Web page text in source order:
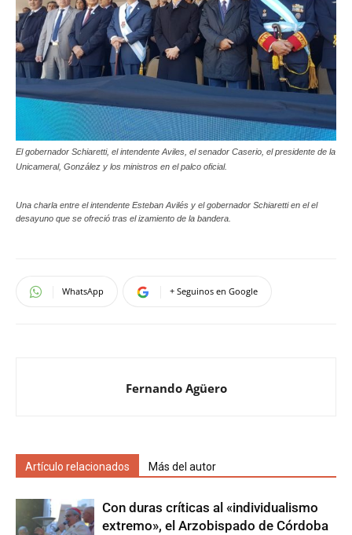
El gobernador Schiaretti, el intendente Aviles, el senador Caserio, el presidente de la
Unicameral, González y los ministros en el palco oficial.
Una charla entre el intendente Esteban Avilés y el gobernador Schiaretti en el el
desayuno que se ofreció tras el izamiento de la bandera.
WhatsApp + Seguinos en Google
Fernando Agüero
Artículo relacionados Más del autor
Con duras críticas al «individualismo
extremo», el Arzobispado de Córdoba